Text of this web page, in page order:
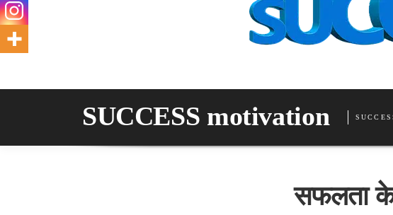
SUCCESS motivation
सफलता